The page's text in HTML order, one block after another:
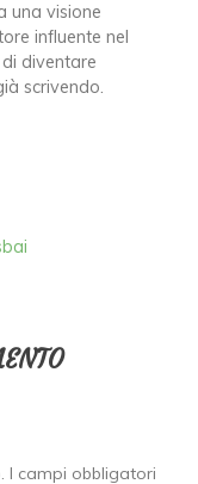
una visione
influente nel
diventare
scrivendo.
I campi obbligatori